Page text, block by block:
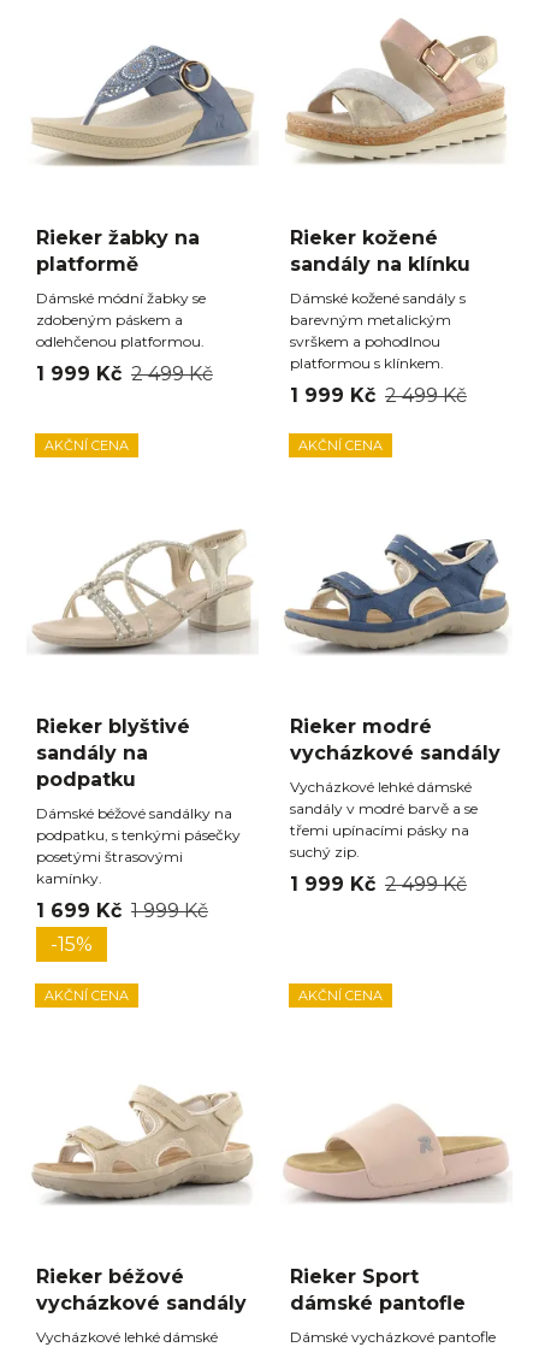
Rieker žabky na
platformě
Dámské módní žabky se
zdobeným páskem a
odlehčenou platformou.
1 999 Kč 2 499 Kč
Rieker kožené
sandály na klínku
Dámské kožené sandály s
barevným metalickým
svrškem a pohodlnou
platformou s klínkem.
1 999 Kč 2 499 Kč
AKČNÍ CENA
Rieker blyštivé
sandály na
podpatku
Dámské béžové sandálky na
podpatku, s tenkými pásečky
posetými štrasovými
kamínky.
1 699 Kč 1 999 Kč
-15%
AKČNÍ CENA
Rieker modré
vycházkové sandály
Vycházkové lehké dámské
sandály v modré barvě a se
třemi upínacími pásky na
suchý zip.
1 999 Kč 2 499 Kč
AKČNÍ CENA
Rieker béžové
vycházkové sandály
Vycházkové lehké dámské
AKČNÍ CENA
Rieker Sport
dámské pantofle
Dámské vycházkové pantofle